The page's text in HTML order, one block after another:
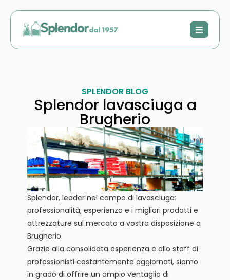
SPLENDOR BLOG
Splendor lavasciuga a
Brugherio
Splendor, leader nel campo di lavasciuga:
professionalità, esperienza e i migliori prodotti e
attrezzature sul mercato a vostra disposizione a
Brugherio
Grazie alla consolidata esperienza e allo staff di
professionisti costantemente aggiornati, siamo
in grado di offrire un ampio ventaglio di